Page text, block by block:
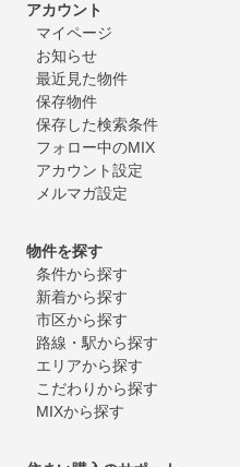
アカウント
マイページ
お知らせ
最近見た物件
保存物件
保存した検索条件
フォロー中のMIX
アカウント設定
メルマガ設定
物件を探す
条件から探す
新着から探す
市区から探す
路線・駅から探す
エリアから探す
こだわりから探す
MIXから探す